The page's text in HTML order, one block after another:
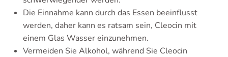
Die Einnahme kann durch das Essen beeinflusst
werden, daher kann es ratsam sein, Cleocin mit
einem Glas Wasser einzunehmen.
Vermeiden Sie Alkohol, während Sie Cleocin